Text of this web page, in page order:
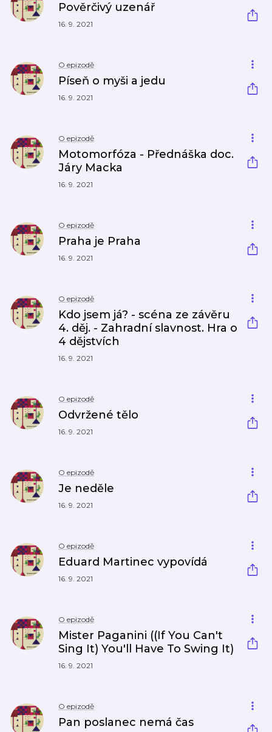
Pověrčivý uzenář
16. 9. 2021
O epizodě
Píseň o myši a jedu
16. 9. 2021
O epizodě
Motomorfóza - Přednáška doc.
Járy Macka
16. 9. 2021
O epizodě
Praha je Praha
16. 9. 2021
O epizodě
Kdo jsem já? - scéna ze závěru
4. děj. - Zahradní slavnost. Hra o
4 dějstvích
16. 9. 2021
O epizodě
Odvržené tělo
16. 9. 2021
O epizodě
Je neděle
16. 9. 2021
O epizodě
Eduard Martinec vypovídá
16. 9. 2021
O epizodě
Mister Paganini ((If You Can't
Sing It) You'll Have To Swing It)
16. 9. 2021
O epizodě
Pan poslanec nemá čas